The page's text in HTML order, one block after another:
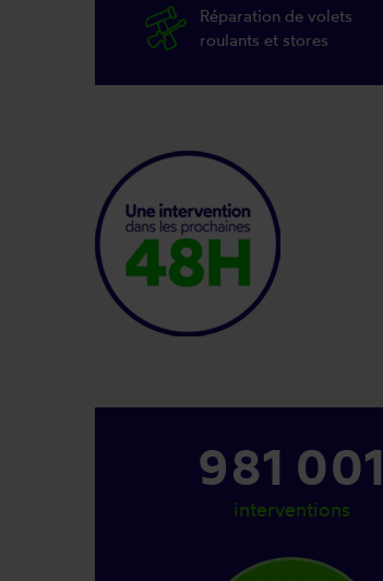
Réparation de volets
roulants et stores
1 184 001
interventions